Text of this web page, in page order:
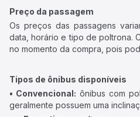
Preço da passagem
Os preços das passagens
data, horário e tipo de poltrona.
no momento da compra, pois
Tipos de ônibus disponíveis
• Convencional: ônibus com
geralmente possuem uma